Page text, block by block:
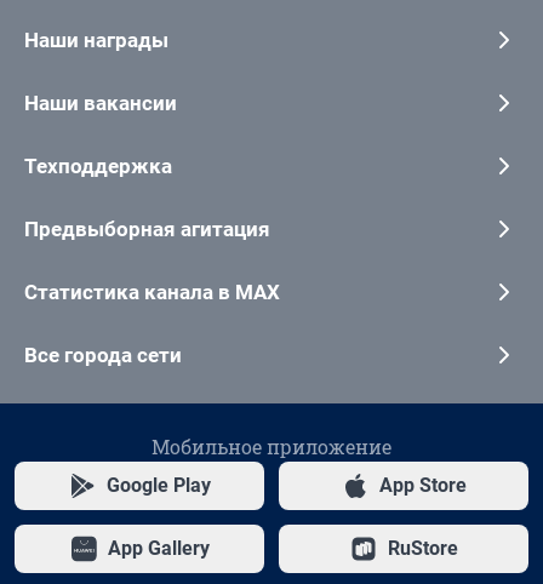
Наши награды
Наши вакансии
Техподдержка
Предвыборная агитация
Статистика канала в MAX
Все города сети
Мобильное приложение
Google Play App Store
App Gallery RuStore